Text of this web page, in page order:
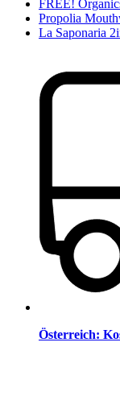
FREE!
Propolia
La Saponaria
Österreich: